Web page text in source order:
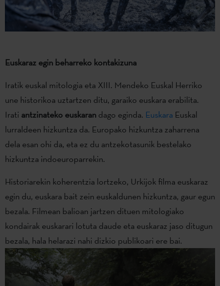
Euskaraz egin beharreko kontakizuna
Iratik euskal mitologia eta XIII. Mendeko Euskal Herriko
une historikoa uztartzen ditu, garaiko euskara erabilita.
Irati antzinateko euskaran dago eginda. Euskara Euskal
lurraldeen hizkuntza da. Europako hizkuntza zaharrena
dela esan ohi da, eta ez du antzekotasunik bestelako
hizkuntza indoeuroparrekin.
Historiarekin koherentzia lortzeko, Urkijok filma euskaraz
egin du, euskara bait zein euskaldunen hizkuntza, gaur egun
bezala. Filmean balioan jartzen dituen mitologiako
kondairak euskarari lotuta daude eta euskaraz jaso ditugun
bezala, hala helarazi nahi dizkio publikoari ere bai.